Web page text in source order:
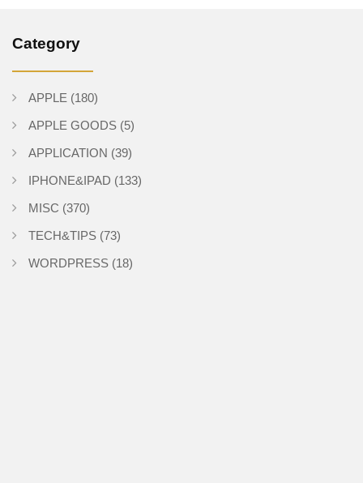
Category
APPLE (180)
APPLE GOODS (5)
APPLICATION (39)
IPHONE&IPAD (133)
MISC (370)
TECH&TIPS (73)
WORDPRESS (18)